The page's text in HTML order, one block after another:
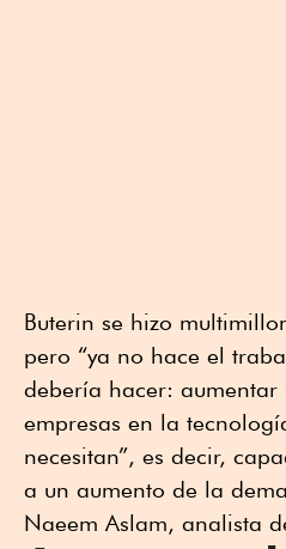
Buterin se hizo
pero “ya no hace el
debería hacer:
empresas en la
necesitan”, es decir,
a un aumento de la
Naeem Aslam, analista